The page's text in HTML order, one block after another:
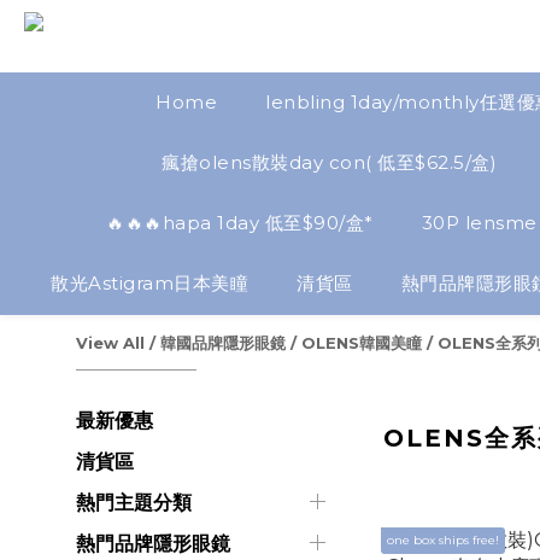
Home lenbling 1day/monthly任選優
瘋搶olens散裝day con( 低至$62.5/盒)
🔥🔥🔥hapa 1day 低至$90/盒* 30P lensme
散光Astigram日本美瞳 清貨區 熱門品牌隱形眼
View All /韓國品牌隱形眼鏡 / OLENS韓國美瞳 / OLENS全系
最新優惠
清貨區
熱門主題分類
熱門品牌隱形眼鏡
OLENS全
one box ships free!